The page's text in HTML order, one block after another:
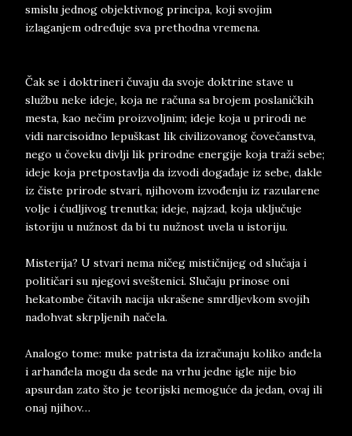
smislu jednog objektivnog principa, koji svojim
izlaganjem određuje sva prethodna vremena.
Čak se i doktrineri čuvaju da svoje doktrine stave u
službu neke ideje, koja ne računa sa brojem poslaničkih
mesta, kao nečim proizvoljnim; ideje koja u prirodi ne
vidi narcisoidno lepuškast lik civilizovanog čovečanstva,
nego u čoveku divlji lik prirodne energije koja traži sebe;
ideje koja pretpostavlja da izvodi događaje iz sebe, dakle
iz čiste prirode stvari, njihovom izvođenju iz razularene
volje i ćudljivog trenutka; ideje, najzad, koja uključuje
istoriju u nužnost da bi tu nužnost uvela u istoriju.
Misterija? U stvari nema ničeg mističnijeg od slučaja i
političari su njegovi sveštenici. Slučaju prinose oni
hekatombe čitavih nacija ukrašene smrdljevkom svojih
nadohvat skrpljenih načela.
Analogo tome: muke patrista da izračunaju koliko anđela
i arhanđela mogu da sede na vrhu jedne igle nije bio
apsurdan zato što je teorijski nemoguće da jedan, ovaj ili
onaj njihov…